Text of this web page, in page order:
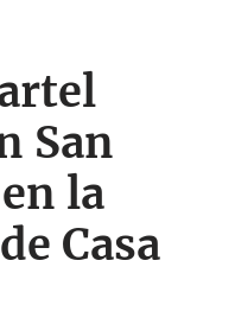
San
la
Casa